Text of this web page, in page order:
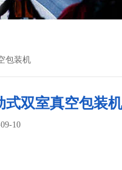
包装机
式双室真空包装
10